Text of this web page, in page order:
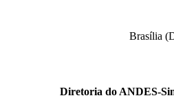
Brasília
Diretoria do ANDES-